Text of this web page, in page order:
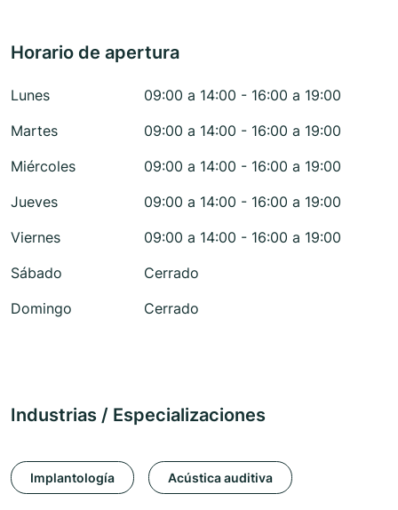
Horario de apertura
Lunes
09:00 a 14:00 - 16:00 a 19:00
Martes
09:00 a 14:00 - 16:00 a 19:00
Miércoles
09:00 a 14:00 - 16:00 a 19:00
Jueves
09:00 a 14:00 - 16:00 a 19:00
Viernes
09:00 a 14:00 - 16:00 a 19:00
Sábado
Cerrado
Domingo
Cerrado
Industrias / Especializaciones
Implantología Acústica auditiva